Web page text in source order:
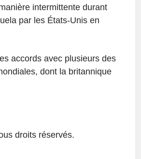
intermittente durant
par les États-Unis en
accords avec plusieurs des
dont la britannique
droits réservés.